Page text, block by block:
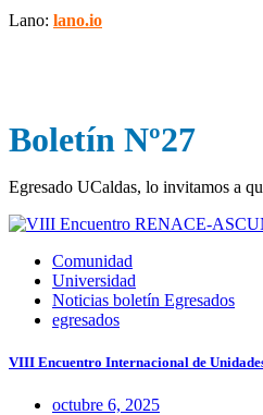
Lano: lano.io
Boletín Nº27
Egresado UCaldas, lo invitamos a
Comunidad
Universidad
Noticias boletín Egresados
egresados
VIII Encuentro Internacional de
octubre 6, 2025